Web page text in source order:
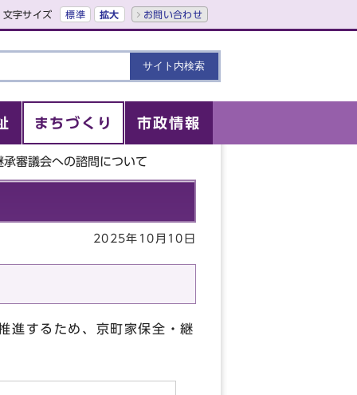
文字サイズ 標準 拡大 お問い合わせ
まちづくり 市政情報
審議会への諮問について
2025年10月10日
進するため、京町家保全・継